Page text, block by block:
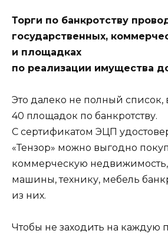
Торги по банкротству
государственных,
и площадках
по реализации имущества
Это далеко не полный список,
40 площадок по банкротству.
С сертификатом ЭЦП
«Тензор» можно выгодно
коммерческую
машины, технику, мебель
из них.
Чтобы не заходить на каждую